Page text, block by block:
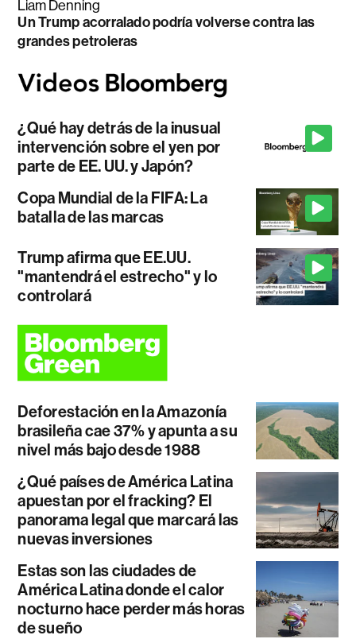
Liam Denning
Un Trump acorralado podría volverse contra las
grandes petroleras
¿Qué hay detrás de la inusual
intervención sobre el yen por
parte de EE. UU. y Japón?
Copa Mundial de la FIFA: La
batalla de las marcas
Trump afirma que EE.UU.
"mantendrá el estrecho" y lo
controlará
Deforestación en la Amazonía
brasileña cae 37% y apunta a su
nivel más bajo desde 1988
¿Qué países de América Latina
apuestan por el fracking? El
panorama legal que marcará las
nuevas inversiones
Estas son las ciudades de
América Latina donde el calor
nocturno hace perder más horas
de sueño